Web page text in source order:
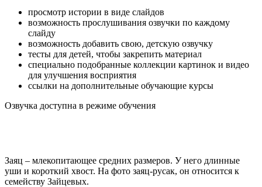
просмотр истории в виде слайдов
возможность прослушивания озвучки по каждому
слайду
возможность добавить свою, детскую озвучку
тесты для детей, чтобы закрепить материал
специально подобранные коллекции картинок и видео
для улучшения восприятия
ссылки на дополнительные обучающие курсы
Озвучка доступна в режиме обучения
Заяц – млекопитающее средних размеров. У него длинные
уши и короткий хвост. На фото заяц-русак, он относится к
семейству Зайцевых.